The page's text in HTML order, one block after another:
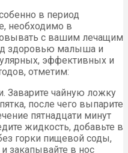
в период
необходимо в
с вашим лечащим
здоровью малыша и
эффективных и
отметим:
Заварите чайную ложку
после чего выпарите
пятнадцати минут
жидкость, добавьте в
горки пищевой соды,
закапывайте в нос